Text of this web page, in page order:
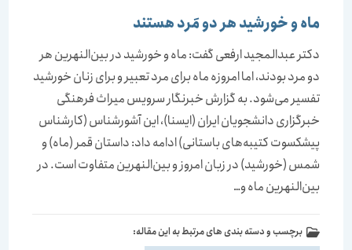
ماه و خورشید هر دو مَرد‌ هستند
دکتر عبدالمجید ارفعی گفت: ماه و خورشید در بین‌النهرین هر
دو مرد بودند، اما امروزه ماه برای مرد تعبیر و برای زنان خورشید
تفسیر می‌شود. به گزارش خبرنگار سرویس میراث فرهنگی
خبرگزاری دانشجویان ایران (ایسنا)، این آشورشناس (کارشناس
پیشکسوت کتیبه‌های باستانی) ادامه داد: داستان قمر (ماه) و
شمس (خورشید) در زبان امروز و بین‌النهرین متفاوت است. در
بین‌النهرین ماه و…
برچسب و دسته بندی های مرتبط به این مقاله: